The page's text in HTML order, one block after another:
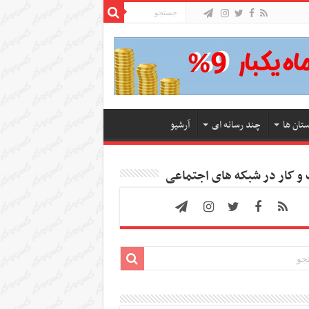
ها چند رسانه ای آرشیو
کار در شبکه های اجتماعی